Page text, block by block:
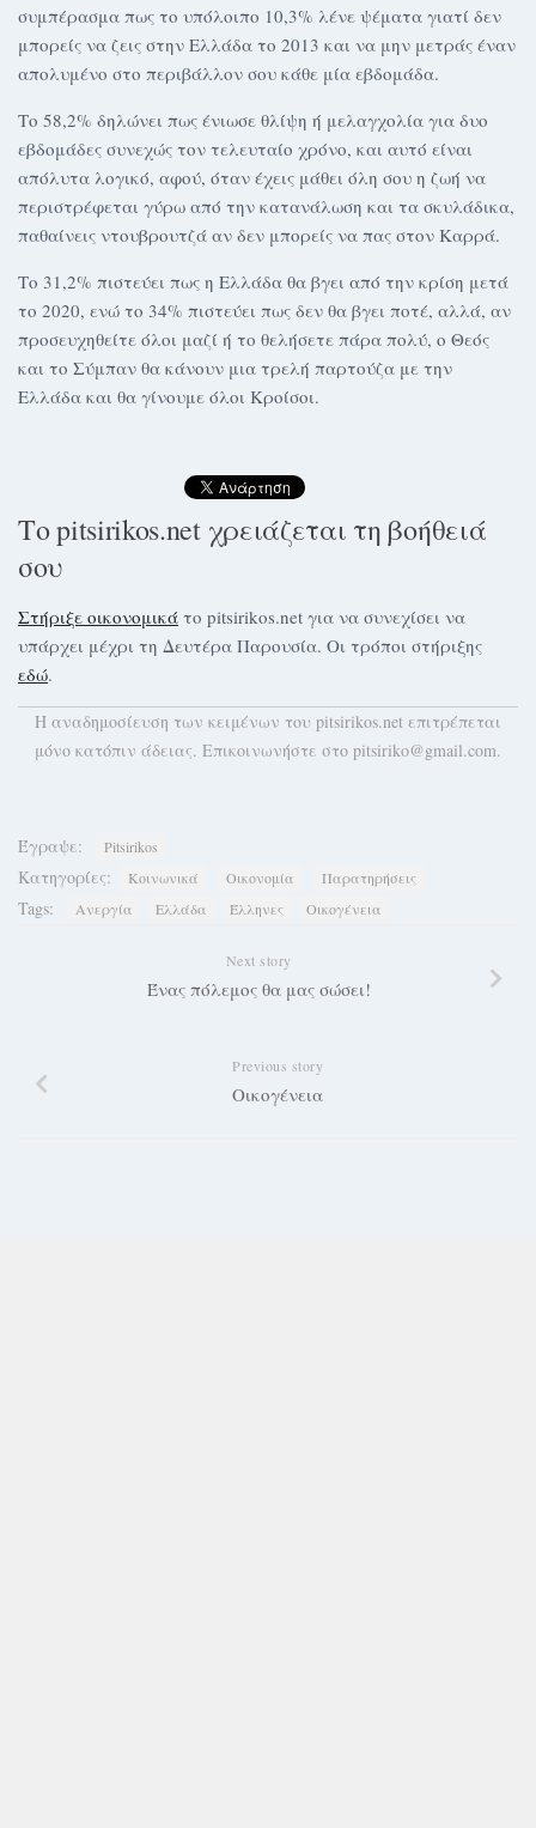
συμπέρασμα πως το υπόλοιπο 10,3% λένε ψέματα γιατί δεν
μπορείς να ζεις στην Ελλάδα το 2013 και να μην μετράς έναν
απολυμένο στο περιβάλλον σου κάθε μία εβδομάδα.
Το 58,2% δηλώνει πως ένιωσε θλίψη ή μελαγχολία για δυο
εβδομάδες συνεχώς τον τελευταίο χρόνο, και αυτό είναι
απόλυτα λογικό, αφού, όταν έχεις μάθει όλη σου η ζωή να
περιστρέφεται γύρω από την κατανάλωση και τα σκυλάδικα,
παθαίνεις ντουβρουτζά αν δεν μπορείς να πας στον Καρρά.
Το 31,2% πιστεύει πως η Ελλάδα θα βγει από την κρίση μετά
το 2020, ενώ το 34% πιστεύει πως δεν θα βγει ποτέ, αλλά, αν
προσευχηθείτε όλοι μαζί ή το θελήσετε πάρα πολύ, ο Θεός
και το Σύμπαν θα κάνουν μια τρελή παρτούζα με την
Ελλάδα και θα γίνουμε όλοι Κροίσοι.
Το pitsirikos.net χρειάζεται τη βοήθειά
σου
Στήριξε οικονομικά το pitsirikos.net για να συνεχίσει να
υπάρχει μέχρι τη Δευτέρα Παρουσία. Οι τρόποι στήριξης
εδώ.
H αναδημοσίευση των κειμένων του pitsirikos.net επιτρέπεται
μόνο κατόπιν άδειας. Επικοινωνήστε στο pitsiriko@gmail.com.
Έγραψε: Pitsirikos
Κατηγορίες: Κοινωνικά Οικονομία Παρατηρήσεις
Tags: Ανεργία Ελλάδα Έλληνες Οικογένεια
Next story
Ένας πόλεμος θα μας σώσει!
Previous story
Οικογένεια